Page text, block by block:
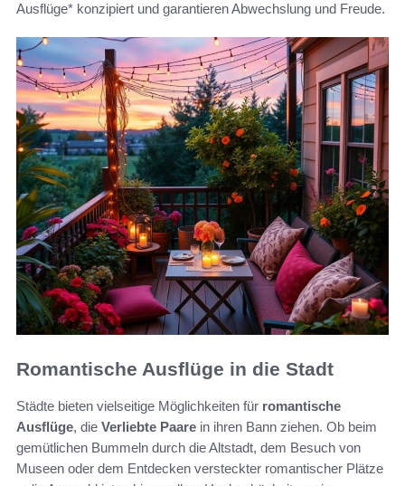
Ausflüge* konzipiert und garantieren Abwechslung und Freude.
Romantische Ausflüge in die Stadt
Städte bieten vielseitige Möglichkeiten für romantische
Ausflüge, die Verliebte Paare in ihren Bann ziehen. Ob beim
gemütlichen Bummeln durch die Altstadt, dem Besuch von
Museen oder dem Entdecken versteckter romantischer Plätze